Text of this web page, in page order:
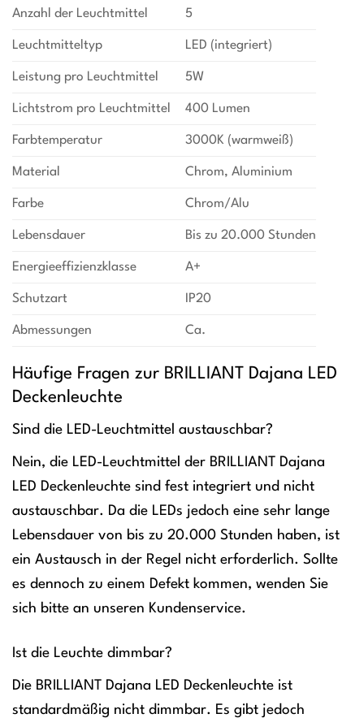
Anzahl der Leuchtmittel 5
Leuchtmitteltyp LED (integriert)
Leistung pro Leuchtmittel 5W
Lichtstrom pro Leuchtmittel 400 Lumen
Farbtemperatur 3000K (warmweiß)
Material Chrom, Aluminium
Farbe Chrom/Alu
Lebensdauer Bis zu 20.000 Stunden
Energieeffizienzklasse A+
Schutzart IP20
Abmessungen Ca.
Häufige Fragen zur BRILLIANT Dajana LED
Deckenleuchte
Sind die LED-Leuchtmittel austauschbar?
Nein, die LED-Leuchtmittel der BRILLIANT Dajana
LED Deckenleuchte sind fest integriert und nicht
austauschbar. Da die LEDs jedoch eine sehr lange
Lebensdauer von bis zu 20.000 Stunden haben, ist
ein Austausch in der Regel nicht erforderlich. Sollte
es dennoch zu einem Defekt kommen, wenden Sie
sich bitte an unseren Kundenservice.
Ist die Leuchte dimmbar?
Die BRILLIANT Dajana LED Deckenleuchte ist
standardmäßig nicht dimmbar. Es gibt jedoch